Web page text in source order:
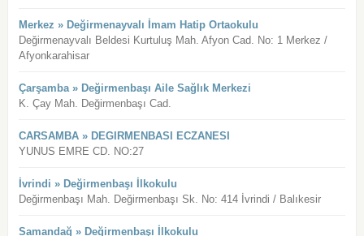
Merkez » Değirmenayvalı İmam Hatip Ortaokulu
Değirmenayvalı Beldesi Kurtuluş Mah. Afyon Cad. No: 1 Merkez /
Afyonkarahisar
Çarşamba » Değirmenbaşı Aile Sağlık Merkezi
K. Çay Mah. Değirmenbaşı Cad.
CARSAMBA » DEGIRMENBASI ECZANESI
YUNUS EMRE CD. NO:27
İvrindi » Değirmenbaşı İlkokulu
Değirmenbaşı Mah. Değirmenbaşı Sk. No: 414 İvrindi / Balıkesir
Samandağ » Değirmenbaşı İlkokulu